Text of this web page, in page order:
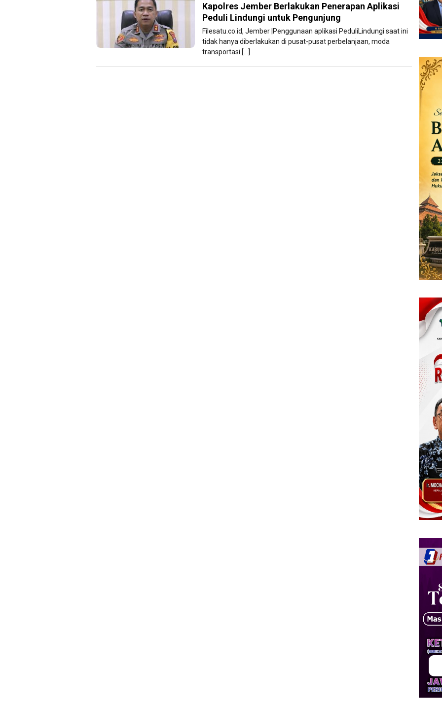
Filesatu
Kapolres Jember Berlakukan Penerapan Aplikasi
Peduli Lindungi untuk Pengunjung
Filesatu.co.id, Jember |Penggunaan aplikasi PeduliLindungi saat ini
tidak hanya diberlakukan di pusat-pusat perbelanjaan, moda
transportasi […]